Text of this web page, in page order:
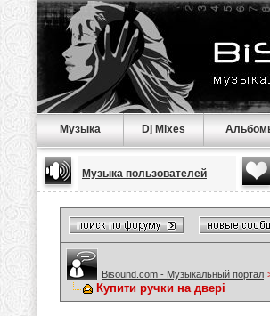
Музыка Dj Mixes
Музыка пользователей
Bisound.com - Музыкальный портал
Купити ручки на двері